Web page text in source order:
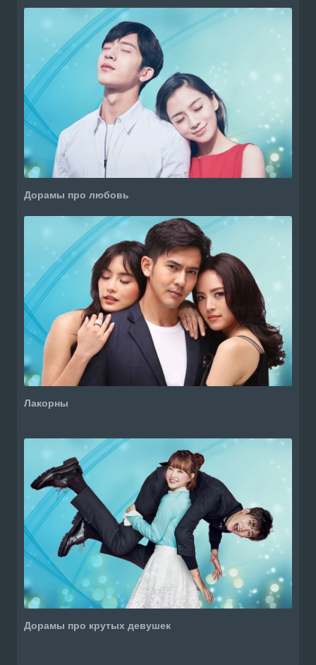
Дорамы про любовь
Лакорны
Дорамы про крутых девушек